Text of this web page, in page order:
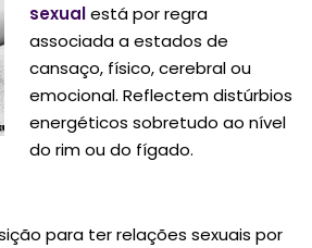
sexualestá por regra
associada a estados de
cansaço, físico, cerebral ou
emocional. Reflectem distúrbios
energéticos sobretudo ao nível
do rim ou do fígado.
para ter relações sexuais por